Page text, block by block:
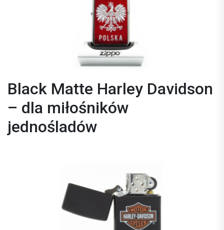
Black Matte Harley Davidson
– dla miłośników
jednośladów